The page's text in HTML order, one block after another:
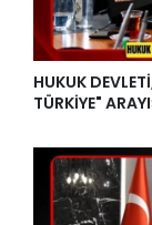
HUKUK
TÜRKİYE"